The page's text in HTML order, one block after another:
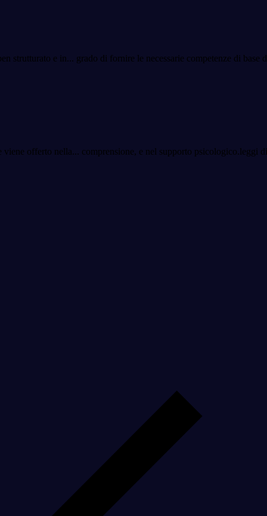
strutturato e in... grado di fornire le necessarie competenze di
viene offerto nella... comprensione, e nel supporto psicologico.leggi